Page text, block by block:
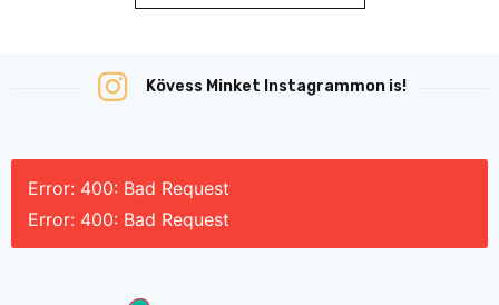
Kövess Minket Instagrammon is!
Error: 400: Bad Request
Error: 400: Bad Request